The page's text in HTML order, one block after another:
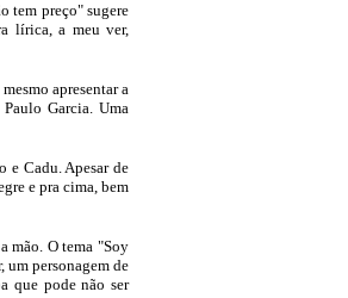
tem preço" sugere
lírica, a meu ver,
apresentar a
Garcia. Uma
e Cadu. Apesar de
e pra cima, bem
mão. O tema "Soy
personagem de
que pode não ser